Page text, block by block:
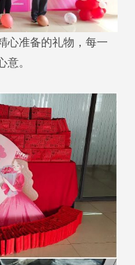
心准备的礼物，每一
。